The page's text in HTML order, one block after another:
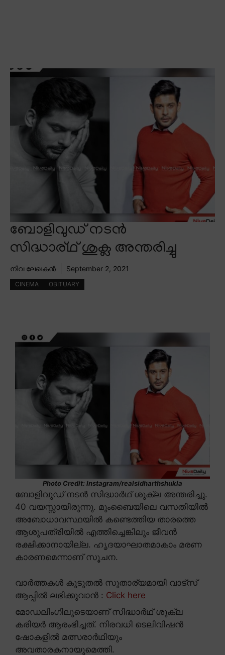
ബോളിവുഡ് നടൻ
സിദ്ധാര്ഥ് ശുക്ല അന്തരിച്ചു
നിവ ലേഖകൻ September 2, 2021
CINEMA OBITUARY
Photo Credit: Instagram/realsidharthshukla
ബോളിവുഡ് നടൻ സിദ്ധാർഥ് ശുക്ല അന്തരിച്ചു.
40 വയസ്സായിരുന്നു. മുംബൈയിലെ വസതിയിൽ
അബോധാവസ്ഥയിൽ കണ്ടെത്തിയ താരത്തെ
ആശുപത്രിയിൽ എത്തിച്ചെങ്കിലും ജീവൻ
രക്ഷിക്കാനായില്ല. ഹൃദയാഘാതമാകാം മരണ
കാരണമെന്നാണ് സൂചന.
വാർത്തകൾ കൂടുതൽ സുതാര്യമായി വാട്സ്
ആപ്പിൽ ലഭിക്കുവാൻ : Click here
മോഡലിംഗിലൂടെയാണ് സിദ്ധാർഥ് ശുക്ല
കരിയർ ആരംഭിച്ചത്. നിരവധി ടെലിവിഷൻ
ഷോകളിൽ മത്സരാർഥിയും
അവതാരകനായുമെത്തി.